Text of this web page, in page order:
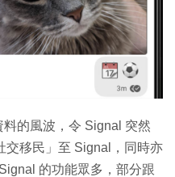
的風波，令 Signal 突然
交移民」至 Signal，同時亦
的功能眾多，部分跟